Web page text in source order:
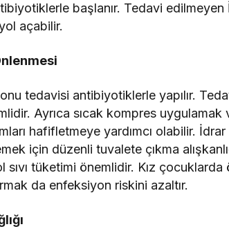
başlanır. Tedavi
açabilir.
tedavisi antibiyotiklerle yapılır.
Ayrıca sıcak kompres
hafifletmeye yardımcı olabilir.
için düzenli tuvalete çıkma
sıvı tüketimi önemlidir. Kız
da enfeksiyon riskini azaltır.